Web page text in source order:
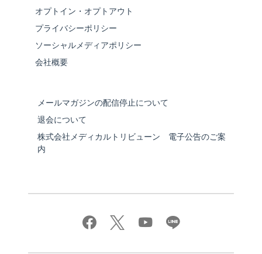
オプトイン・オプトアウト
プライバシーポリシー
ソーシャルメディアポリシー
会社概要
メールマガジンの配信停止について
退会について
株式会社メディカルトリビューン 電子公告のご案
内